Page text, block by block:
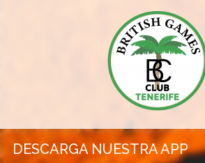
DESCARGA NUESTRA APP